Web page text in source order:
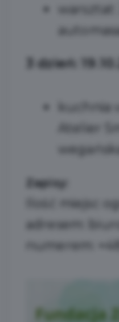
3 dzień:
kuchnia
Atelier
Zapisy:
Ilość miejsc
adresem:
numerem: